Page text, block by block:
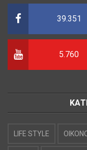
39.351
5.760
LIFE STYLE